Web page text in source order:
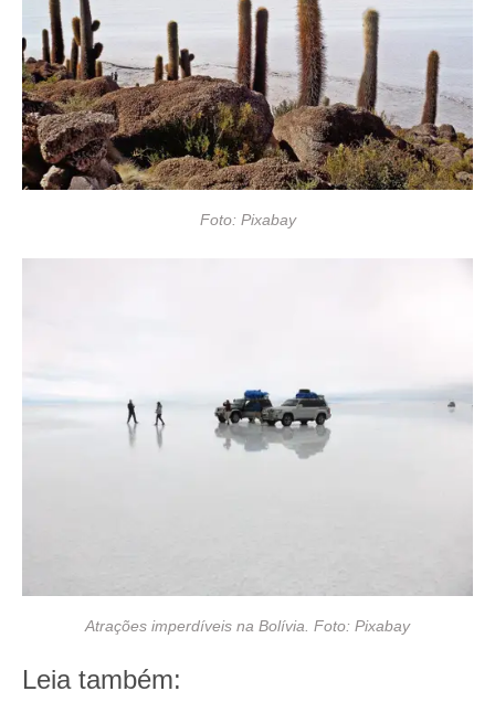
Foto: Pixabay
Atrações imperdíveis na Bolívia. Foto: Pixabay
Leia também: